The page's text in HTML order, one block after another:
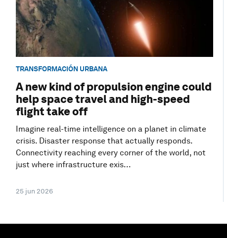
TRANSFORMACIÓN URBANA
A new kind of propulsion engine could
help space travel and high-speed
flight take off
Imagine real-time intelligence on a planet in climate
crisis. Disaster response that actually responds.
Connectivity reaching every corner of the world, not
just where infrastructure exis...
25 jun 2026